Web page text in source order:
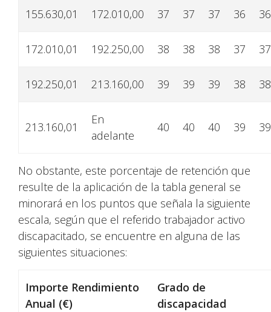
155.630,01 172.010,00 37 37 37 36 36
172.010,01 192.250,00 38 38 38 37 37
192.250,01 213.160,00 39 39 39 38 38
213.160,01
En
adelante
40 40 40 39 39
No obstante, este porcentaje de retención que
resulte de la aplicación de la tabla general se
minorará en los puntos que señala la siguiente
escala, según que el referido trabajador activo
discapacitado, se encuentre en alguna de las
siguientes situaciones:
Importe Rendimiento
Anual (€)
Grado de
discapacidad